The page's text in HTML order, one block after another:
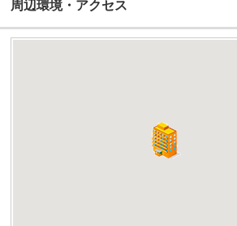
周辺環境・アクセス